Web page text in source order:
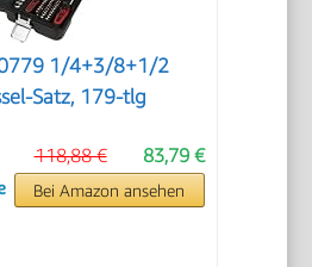
1/4+3/8+1/2
Satz, 179-tlg
83,79 €
118,88 €
Bei Amazon ansehen